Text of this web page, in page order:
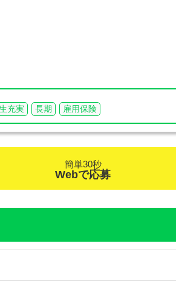
充実 長期 雇用保険
簡単30秒
Webで応募